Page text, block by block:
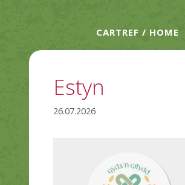
CARTREF / HOME
Estyn
26.07.2026